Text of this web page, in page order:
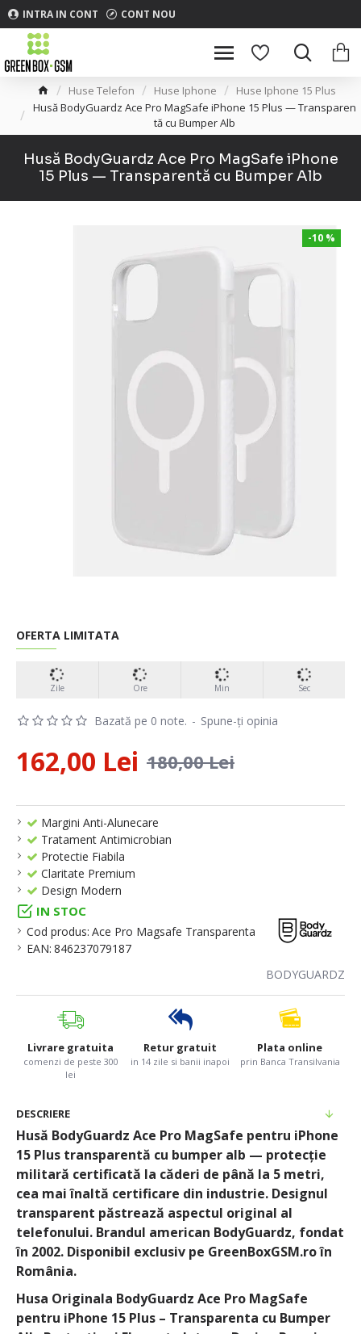
INTRA IN CONT CONT NOU
Huse Telefon Huse Iphone
Huse Iphone 15 Plus
Husă BodyGuardz Ace Pro MagSafe iPhone 15 Plus — Transparen
tă cu Bumper Alb
Husă BodyGuardz Ace Pro MagSafe iPhone
15 Plus — Transparentă cu Bumper Alb
-10 %
Margini Anti-Alunecare
Tratament Antimicrobian
Protectie Fiabila
Claritate Premium
Design Modern
IN STOC
Cod produs: Ace Pro Magsafe Transparenta
EAN: 846237079187
BODYGUARDZ
Bazată pe 0 note. - Spune-ţi opinia
OFERTA LIMITATA
Zile Ore Min Sec
162,00 Lei 180,00 Lei
Livrare gratuita
comenzi de peste 300
lei
Retur gratuit
in 14 zile si banii inapoi
Plata online
prin Banca Transilvania
DESCRIERE
Husă BodyGuardz Ace Pro MagSafe pentru iPhone
15 Plus transparentă cu bumper alb — protecție
militară certificată la căderi de până la 5 metri,
cea mai înaltă certificare din industrie. Designul
transparent păstrează aspectul original al
telefonului. Brandul american BodyGuardz, fondat
în 2002. Disponibil exclusiv pe GreenBoxGSM.ro în
România.
Husa Originala BodyGuardz Ace Pro MagSafe
pentru iPhone 15 Plus – Transparenta cu Bumper